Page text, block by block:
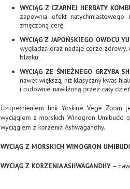
WYCIĄG Z CZARNEJ HERBATY
zapewnia efekt
zmęczoną cerę.
WYCIĄG Z JAPOŃSKIEGO OWOCU
wygładza oraz nadaje cerze
blasku.
WYCIĄG ZE ŚNIEŻNEGO GRZYBA
nawet większą, niż klasyczny kwas
i cudownie nawilżoną przez cały
Uzupełnieniem linii Yoskine Vege
wyciągiem z morskich Winogron Umibudo
wyciągiem z korzenia Ashwagandhy.
WYCIĄG Z MORSKICH WINOGRON
WYCIĄG Z KORZENIA ASHWAGANDHY –